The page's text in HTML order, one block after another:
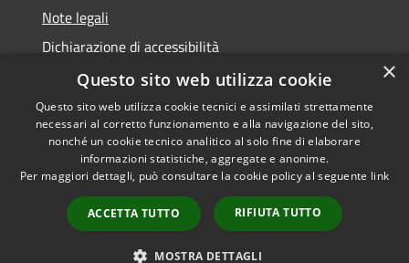
Note legali
Dichiarazione di accessibilità
Feedback accessibilità
RSS
Accessibilità
Copyright © 2026 • Comune di
Borgo Valsugana • Powered by
Municipium•
Accesso
redazione
×
Questo sito web utilizza cookie
Questo sito web utilizza cookie tecnici e assimilati strettamente
necessari al corretto funzionamento e alla navigazione del sito,
nonché un cookie tecnico analitico al solo fine di elaborare
informazioni statistiche, aggregate e anonime.
Per maggiori dettagli, può consultare la cookie policy al seguente link
ACCETTA TUTTO RIFIUTA TUTTO
MOSTRA DETTAGLI